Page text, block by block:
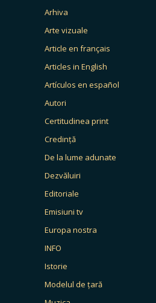
Arhiva
Arte vizuale
Article en français
Articles in English
Artículos en español
Autori
Certitudinea print
Credință
De la lume adunate
Dezvăluiri
Editoriale
Emisiuni tv
Europa nostra
INFO
Istorie
Modelul de țară